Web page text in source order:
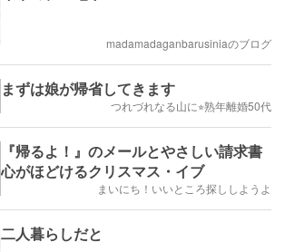
madamadaganbarusiniaのブログ
まずは娘が帰省してきます
つれづれなる山に⭐︎熟年離婚50代
『帰るよ！』のメールとやさしい請求書
心がほどけるクリスマス・イブ
まいにち！いいところ探ししようよ
二人暮らしだと